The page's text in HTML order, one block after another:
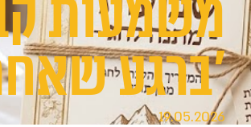
משמעות
'ברגע
19.05.2026